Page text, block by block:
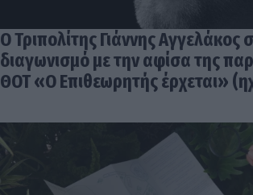
Ο Τριπολίτης Γιάννης Αγγελάκος
διαγωνισμό με την αφίσα της
ΘΟΤ «Ο Επιθεωρητής έρχεται»